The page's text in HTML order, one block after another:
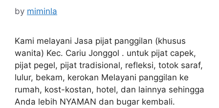
by miminla
Kami melayani Jasa pijat panggilan (khusus
wanita) Kec. Cariu Jonggol . untuk pijat capek,
pijat pegel, pijat tradisional, refleksi, totok saraf,
lulur, bekam, kerokan Melayani panggilan ke
rumah, kost-kostan, hotel, dan lainnya sehingga
Anda lebih NYAMAN dan bugar kembali.